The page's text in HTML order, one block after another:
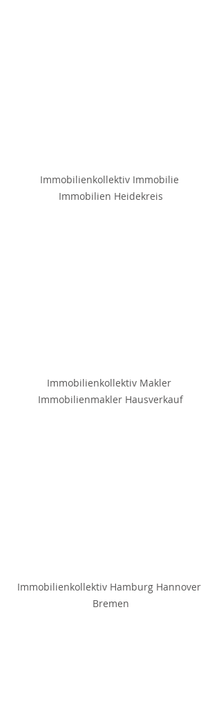
Immobilienkollektiv Immobilie
Immobilien Heidekreis
Immobilienkollektiv Makler
Immobilienmakler Hausverkauf
Immobilienkollektiv Hamburg Hannover
Bremen